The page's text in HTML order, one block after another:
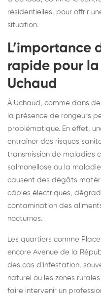
résidentielles, pour offrir
situation.
L’importance
rapide pour
Uchaud
À Uchaud, comme dans
la présence de rongeurs
problématique. En effet,
entraîner des risques
transmission de maladies
salmonellose ou la
causent des dégâts
câbles électriques,
contamination des
nocturnes.
Les quartiers comme Place
encore Avenue de la
des cas d'infestation,
naturel ou les zones
faire intervenir un